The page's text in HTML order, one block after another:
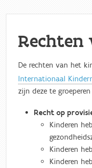
De rechten van het
Internationaal
zijn deze te
Recht op
Kinderen
Kinderen
Kinderen